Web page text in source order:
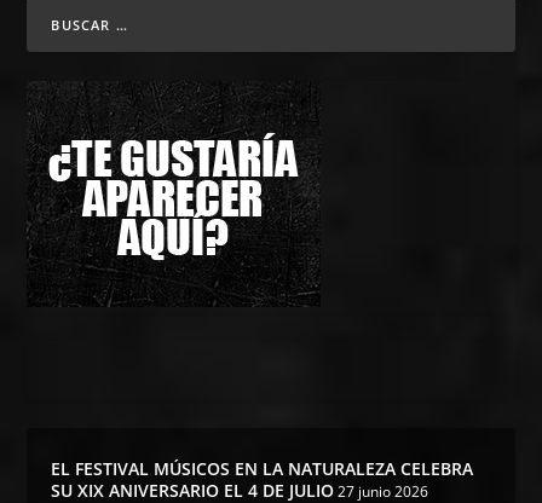
EL FESTIVAL MÚSICOS EN LA NATURALEZA CELEBRA
SU XIX ANIVERSARIO EL 4 DE JULIO 27 junio 2026